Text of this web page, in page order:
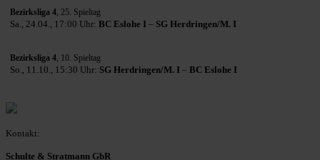
Bezirksliga 4, 25. Spieltag
Sa., 24.04., 17:00 Uhr: BC Eslohe I – SG Herdringen/M. I
Bezirksliga 4, 10. Spieltag
So., 11.10., 15:30 Uhr: SG Herdringen/M. I – BC Eslohe I
Kontakt:
Schulte & Stratmann GbR